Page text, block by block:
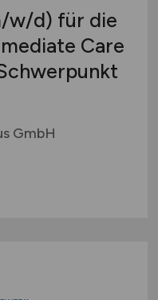
w/d) für die
Care
GmbH